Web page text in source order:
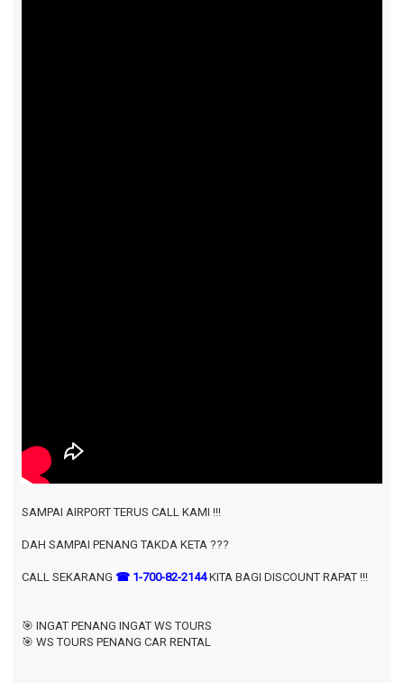
SAMPAI AIRPORT TERUS CALL KAMI !!!
DAH SAMPAI PENANG TAKDA KETA ???
CALL SEKARANG ☎ 1-700-82-2144KITA BAGI DISCOUNT RAPAT !!!
🎯 INGAT PENANG INGAT WS TOURS
🎯 WS TOURS PENANG CAR RENTAL